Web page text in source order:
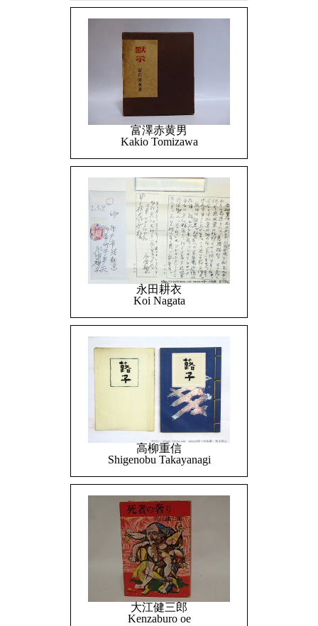
富澤赤黄男
Kakio Tomizawa
永田耕衣
Koi Nagata
高柳重信
Shigenobu Takayanagi
大江健三郎
Kenzaburo oe